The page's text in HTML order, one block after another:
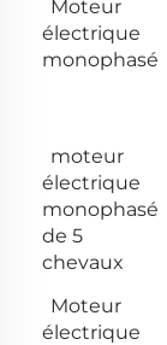
Moteur
électrique
monophasé
moteur
électrique
monophasé
de 5
chevaux
Moteur
électrique